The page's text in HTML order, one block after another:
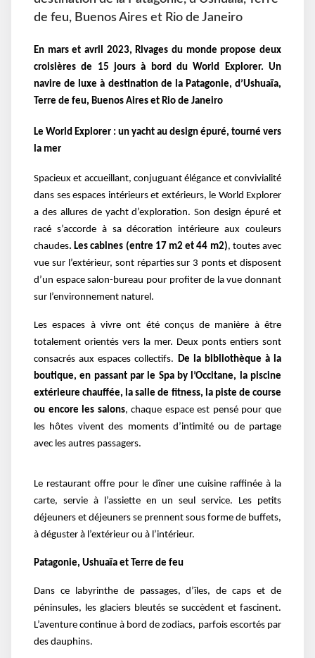
de feu, Buenos Aires et Rio de Janeiro
En mars et avril 2023, Rivages du monde propose deux
croisières de 15 jours à bord du World Explorer. Un
navire de luxe à destination de la Patagonie, d’Ushuaïa,
Terre de feu, Buenos Aires et Rio de Janeiro
Le World Explorer : un yacht au design épuré, tourné vers
la mer
Spacieux et accueillant, conjuguant élégance et convivialité
dans ses espaces intérieurs et extérieurs, le World Explorer
a des allures de yacht d’exploration. Son design épuré et
racé s’accorde à sa décoration intérieure aux couleurs
chaudes. Les cabines (entre 17 m2 et 44 m2), toutes avec
vue sur l’extérieur, sont réparties sur 3 ponts et disposent
d’un espace salon-bureau pour profiter de la vue donnant
sur l’environnement naturel.
Les espaces à vivre ont été conçus de manière à être
totalement orientés vers la mer. Deux ponts entiers sont
consacrés aux espaces collectifs. De la bibliothèque à la
boutique, en passant par le Spa by l’Occitane, la piscine
extérieure chauffée, la salle de fitness, la piste de course
ou encore les salons, chaque espace est pensé pour que
les hôtes vivent des moments d’intimité ou de partage
avec les autres passagers.
Le restaurant offre pour le dîner une cuisine raffinée à la
carte, servie à l’assiette en un seul service. Les petits
déjeuners et déjeuners se prennent sous forme de buffets,
à déguster à l’extérieur ou à l’intérieur.
Patagonie, Ushuaïa et Terre de feu
Dans ce labyrinthe de passages, d’îles, de caps et de
péninsules, les glaciers bleutés se succèdent et fascinent.
L’aventure continue à bord de zodiacs, parfois escortés par
des dauphins.